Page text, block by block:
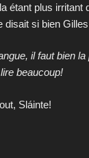
étant plus irritant
disait si bien
il faut bien
beaucoup!
Sláinte!